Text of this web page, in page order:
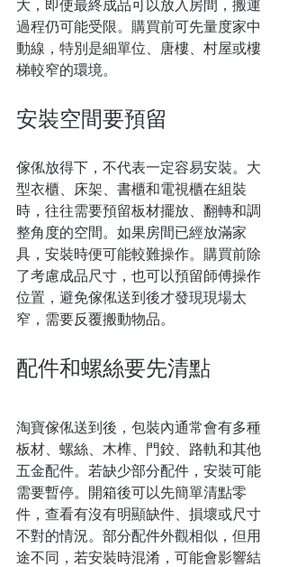
大，即使最終成品可以放入房間，搬運
過程仍可能受限。購買前可先量度家中
動線，特別是細單位、唐樓、村屋或樓
梯較窄的環境。
安裝空間要預留
傢俬放得下，不代表一定容易安裝。大
型衣櫃、床架、書櫃和電視櫃在組裝
時，往往需要預留板材擺放、翻轉和調
整角度的空間。如果房間已經放滿家
具，安裝時便可能較難操作。購買前除
了考慮成品尺寸，也可以預留師傅操作
位置，避免傢俬送到後才發現現場太
窄，需要反覆搬動物品。
配件和螺絲要先清點
淘寶傢俬送到後，包裝內通常會有多種
板材、螺絲、木榫、門鉸、路軌和其他
五金配件。若缺少部分配件，安裝可能
需要暫停。開箱後可以先簡單清點零
件，查看有沒有明顯缺件、損壞或尺寸
不對的情況。部分配件外觀相似，但用
途不同，若安裝時混淆，可能會影響結